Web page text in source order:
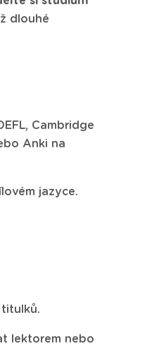
dlouhé
Cambridge
Anki na
jazyce.
lektorem nebo